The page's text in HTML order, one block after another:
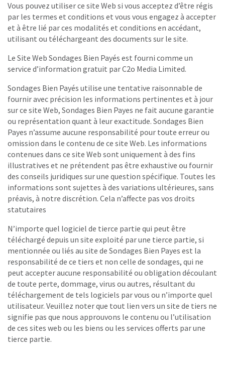
Vous pouvez utiliser ce site Web si vous acceptez d’être régis
par les termes et conditions et vous vous engagez à accepter
et à être lié par ces modalités et conditions en accédant,
utilisant ou téléchargeant des documents sur le site.
Le Site Web Sondages Bien Payés est fourni comme un
service d’information gratuit par C2o Media Limited.
Sondages Bien Payés utilise une tentative raisonnable de
fournir avec précision les informations pertinentes et à jour
sur ce site Web, Sondages Bien Payes ne fait aucune garantie
ou représentation quant à leur exactitude. Sondages Bien
Payes n’assume aucune responsabilité pour toute erreur ou
omission dans le contenu de ce site Web. Les informations
contenues dans ce site Web sont uniquement à des fins
illustratives et ne prétendent pas être exhaustive ou fournir
des conseils juridiques sur une question spécifique. Toutes les
informations sont sujettes à des variations ultérieures, sans
préavis, à notre discrétion. Cela n’affecte pas vos droits
statutaires
N’importe quel logiciel de tierce partie qui peut être
téléchargé depuis un site exploité par une tierce partie, si
mentionnée ou liés au site de Sondages Bien Payes est la
responsabilité de ce tiers et non celle de sondages, qui ne
peut accepter aucune responsabilité ou obligation découlant
de toute perte, dommage, virus ou autres, résultant du
téléchargement de tels logiciels par vous ou n’importe quel
utilisateur. Veuillez noter que tout lien vers un site de tiers ne
signifie pas que nous approuvons le contenu ou l’utilisation
de ces sites web ou les biens ou les services offerts par une
tierce partie.